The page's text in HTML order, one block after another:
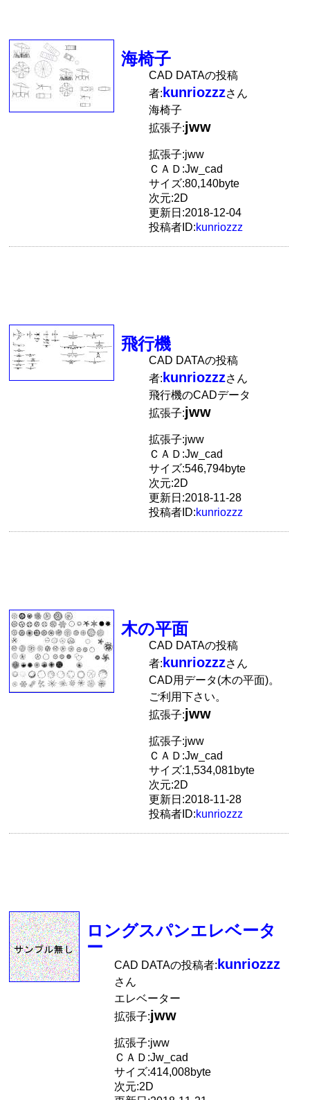
海椅子
CAD DATAの投稿
者: kunriozzzさん
海椅子
拡張子:jww
拡張子:jww
ＣＡＤ:Jw_cad
サイズ:80,140byte
次元:2D
更新日:2018-12-04
投稿者ID:kunriozzz
飛行機
CAD DATAの投稿
者: kunriozzzさん
飛行機のCADデータ
拡張子:jww
拡張子:jww
ＣＡＤ:Jw_cad
サイズ:546,794byte
次元:2D
更新日:2018-11-28
投稿者ID:kunriozzz
木の平面
CAD DATAの投稿
者: kunriozzzさん
CAD用データ(木の平面)。
ご利用下さい。
拡張子:jww
拡張子:jww
ＣＡＤ:Jw_cad
サイズ:1,534,081byte
次元:2D
更新日:2018-11-28
投稿者ID:kunriozzz
ロングスパンエレベータ
ー
CAD DATAの投稿者: kunriozzz
さん
エレベーター
拡張子:jww
拡張子:jww
ＣＡＤ:Jw_cad
サイズ:414,008byte
次元:2D